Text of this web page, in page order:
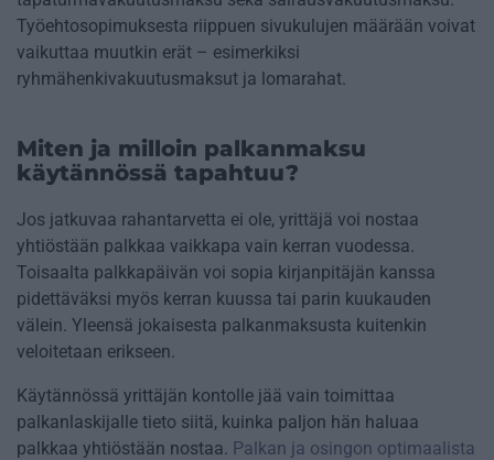
Työehtosopimuksesta riippuen sivukulujen määrään voivat
vaikuttaa muutkin erät – esimerkiksi
ryhmähenkivakuutusmaksut ja lomarahat.
Miten ja milloin palkanmaksu
käytännössä tapahtuu?
Jos jatkuvaa rahantarvetta ei ole, yrittäjä voi nostaa
yhtiöstään palkkaa vaikkapa vain kerran vuodessa.
Toisaalta palkkapäivän voi sopia kirjanpitäjän kanssa
pidettäväksi myös kerran kuussa tai parin kuukauden
välein. Yleensä jokaisesta palkanmaksusta kuitenkin
veloitetaan erikseen.
Käytännössä yrittäjän kontolle jää vain toimittaa
palkanlaskijalle tieto siitä, kuinka paljon hän haluaa
palkkaa yhtiöstään nostaa. Palkan ja osingon optimaalista